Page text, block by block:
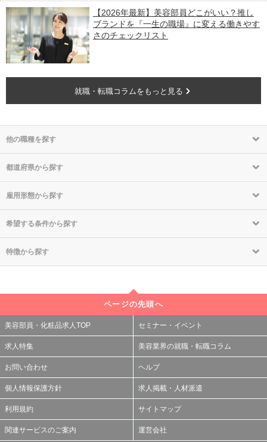
【2026年最新】美容部員どこがいい？推し
ブランドを『一生の職場』に変える働きやす
さのチェックリスト
就職・転職コラムをもっと見る
他の職種を探す
都道府県から探す
雇用形態から探す
希望する条件から探す
特徴から探す
ページの先頭へ
美容部員・化粧品求人TOP セミナー・イベント
求人特集 美容業界の就職・転職コラム
お問い合わせ ヘルプ
個人情報保護方針 求人掲載・人材派遣
利用規約 サイトマップ
関連サービスのご案内 運営会社